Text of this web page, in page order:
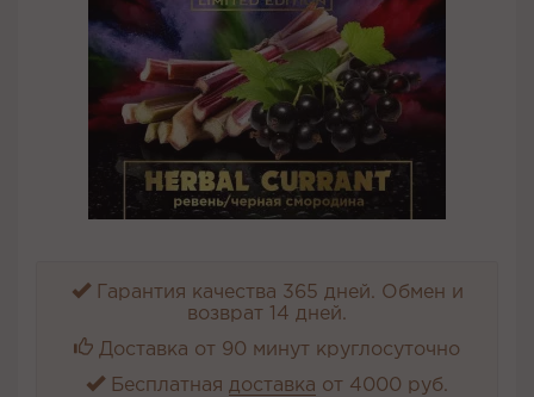
Гарантия качества 365 дней. Обмен и
возврат 14 дней.
Доставка от 90 минут круглосуточно
Бесплатная доставка от 4000 руб.